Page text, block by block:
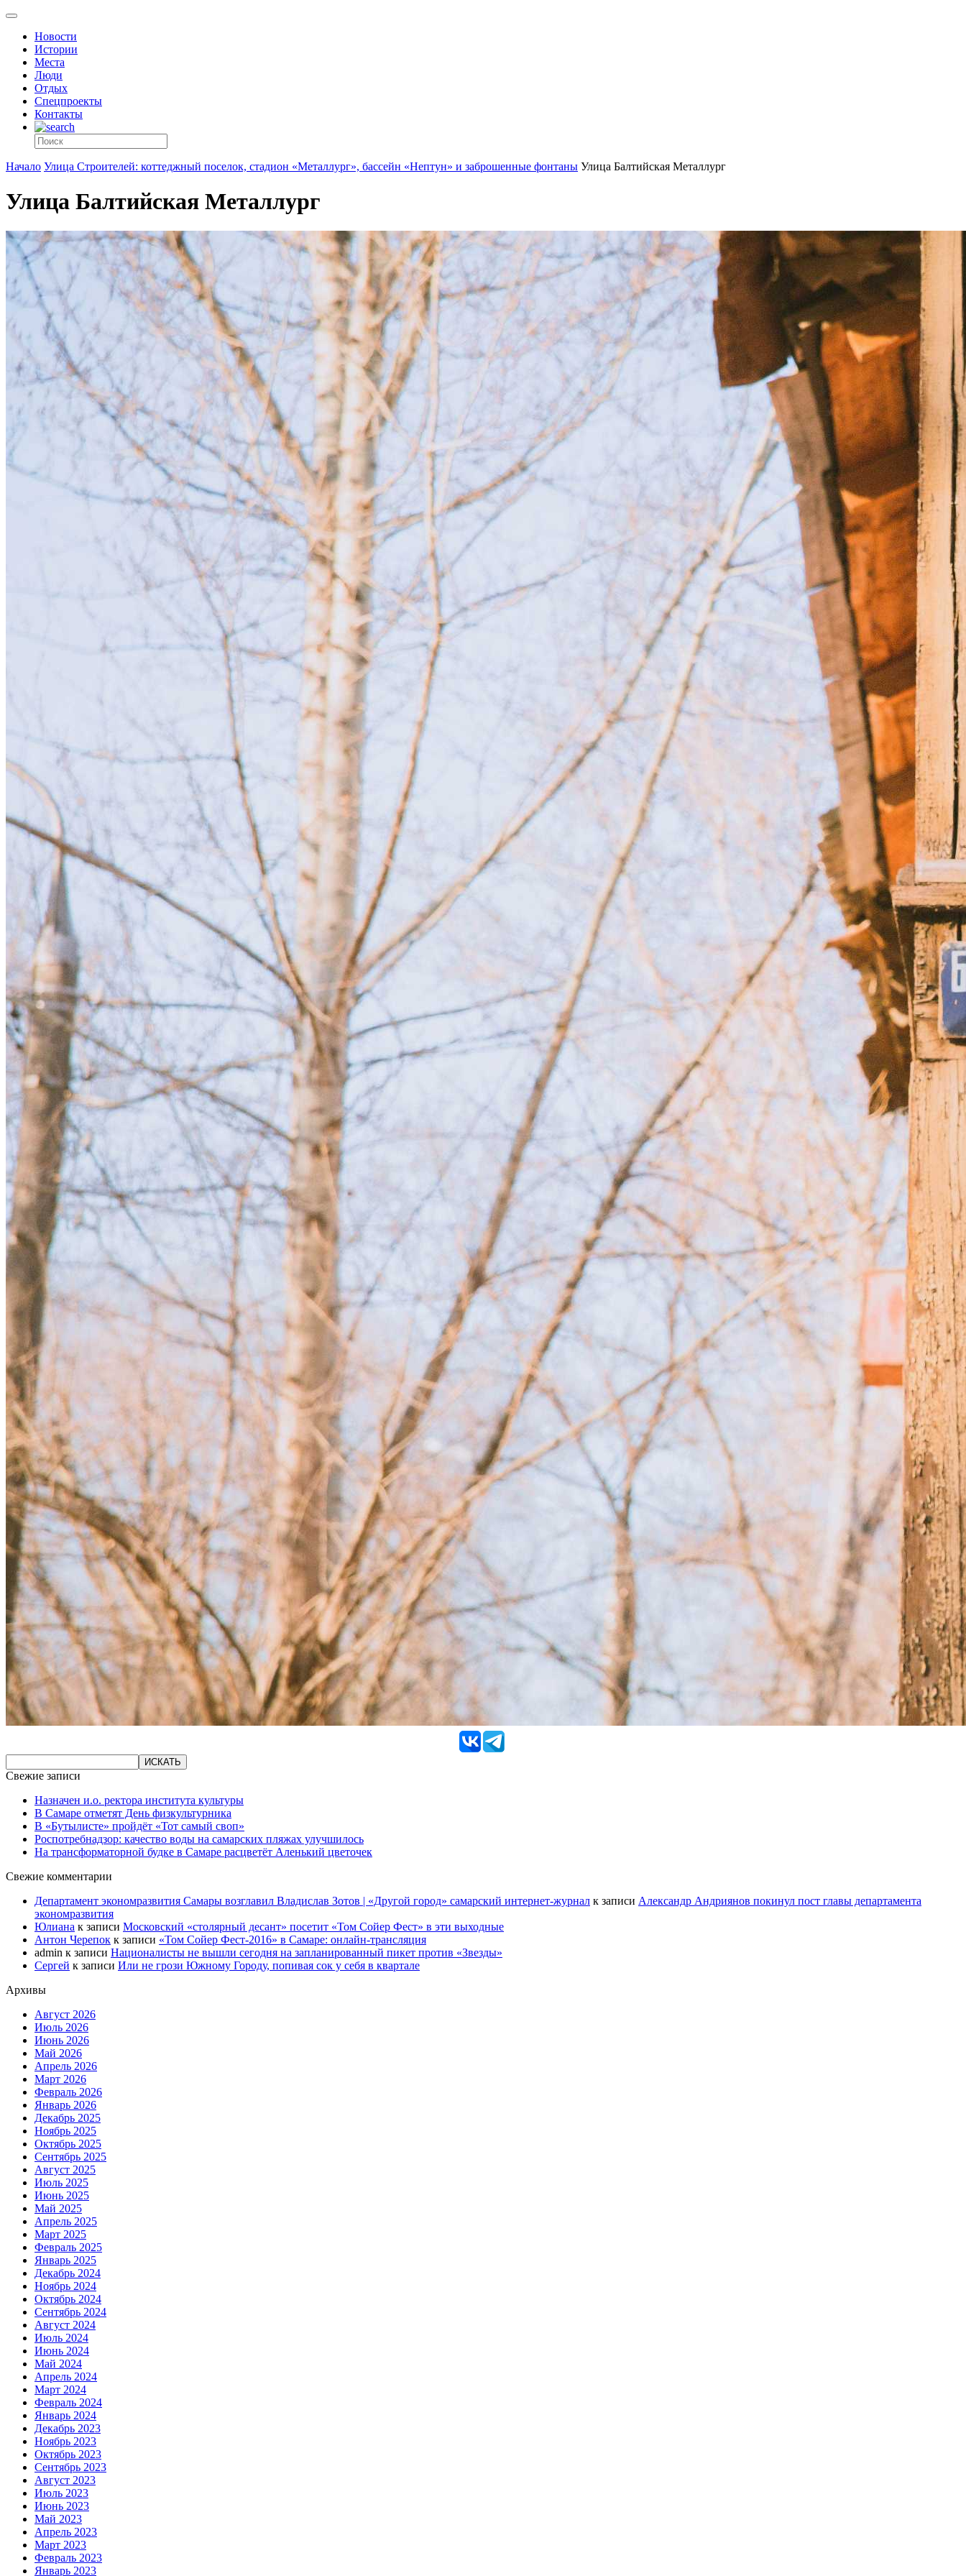
Новости
Истории
Места
Люди
Отдых
Спецпроекты
Контакты
Начало Улица Строителей: коттеджный поселок, стадион «Металлург», бассейн «Нептун» и заброшенные фонтаны Улица Балтийская Металлург
Улица Балтийская Металлург
Свежие записи
Назначен и.о. ректора института культуры
В Самаре отметят День физкультурника
В «Бутылисте» пройдёт «Тот самый своп»
Роспотребнадзор: качество воды на самарских пляжах улучшилось
На трансформаторной будке в Самаре расцветёт Аленький цветочек
Свежие комментарии
Департамент экономразвития Самары возглавил Владислав Зотов | «Другой город» самарский интернет-журнал к записи Александр Андриянов покинул пост главы департамента
экономразвития
Юлиана к записи Московский «столярный десант» посетит «Том Сойер Фест» в эти выходные
Антон Черепок к записи «Том Сойер Фест-2016» в Самаре: онлайн-трансляция
admin к записи Националисты не вышли сегодня на запланированный пикет против «Звезды»
Сергей к записи Или не грози Южному Городу, попивая сок у себя в квартале
Архивы
Август 2026
Июль 2026
Июнь 2026
Май 2026
Апрель 2026
Март 2026
Февраль 2026
Январь 2026
Декабрь 2025
Ноябрь 2025
Октябрь 2025
Сентябрь 2025
Август 2025
Июль 2025
Июнь 2025
Май 2025
Апрель 2025
Март 2025
Февраль 2025
Январь 2025
Декабрь 2024
Ноябрь 2024
Октябрь 2024
Сентябрь 2024
Август 2024
Июль 2024
Июнь 2024
Май 2024
Апрель 2024
Март 2024
Февраль 2024
Январь 2024
Декабрь 2023
Ноябрь 2023
Октябрь 2023
Сентябрь 2023
Август 2023
Июль 2023
Июнь 2023
Май 2023
Апрель 2023
Март 2023
Февраль 2023
Январь 2023